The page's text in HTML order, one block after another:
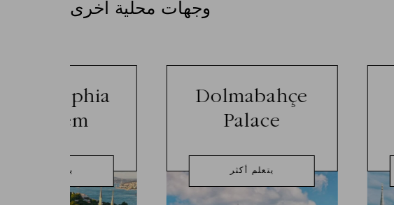
وجهات محلية أخرى
يتعلم أكثر
Dolmabahçe
Palace
يتعلم أكثر
Sophia
Musuem